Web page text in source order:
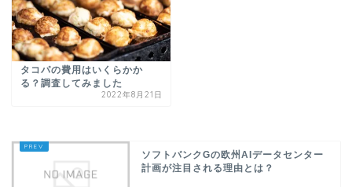
タコパの費用はいくらかか
る？調査してみました
2022年8月21日
ソフトバンクGの欧州AIデータセンター
計画が注目される理由とは？